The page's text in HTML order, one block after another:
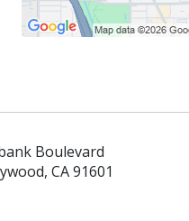
Boulevard
CA 91601